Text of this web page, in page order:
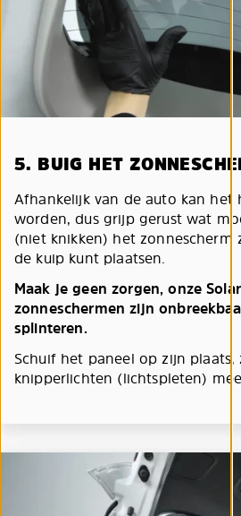
5. BUIG HET
Afhankelijk van de auto kan het
worden, dus grijp gerust wat
(niet knikken) het zonnescherm
de kuip kunt plaatsen.
Maak je geen zorgen, onze
zonneschermen zijn
splinteren.
Schuif het paneel op zijn plaats,
knipperlichten (lichtspleten)